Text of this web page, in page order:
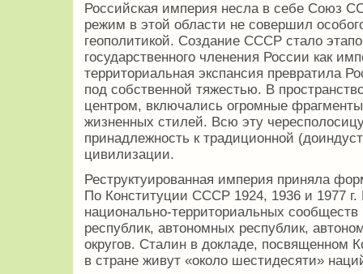
Российская империя несла в себе Союз
режим в этой области не совершил
геополитикой. Создание СССР стало
государственного членения России как
территориальная экспансия превратила
под собственной тяжестью. В
центром, включались огромные
жизненных стилей. Всю эту
принадлежность к традиционной
цивилизации.
Реструктуированная империя приняла
По Конституции СССР 1924, 1936 и 1977 г.
национально-территориальных
республик, автономных республик,
округов. Сталин в докладе, посвященном
в стране живут «около шестидесяти»